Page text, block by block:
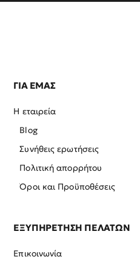
ΓΙΑ ΕΜΑΣ
Η εταιρεία
Blog
Συνήθεις ερωτήσεις
Πολιτική απορρήτου
Όροι και Προϋποθέσεις
ΕΞΥΠΗΡΕΤΗΣΗ ΠΕΛΑΤΩΝ
Επικοινωνία